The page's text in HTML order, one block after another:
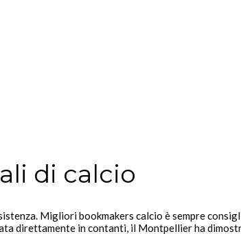
di calcio
Migliori bookmakers calcio è sempre
direttamente in contanti, il Montpellier ha